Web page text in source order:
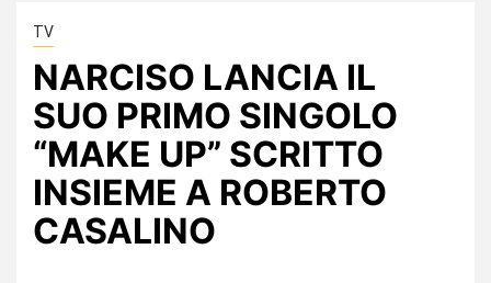
TV
NARCISO LANCIA IL
SUO PRIMO SINGOLO
“MAKE UP” SCRITTO
INSIEME A ROBERTO
CASALINO